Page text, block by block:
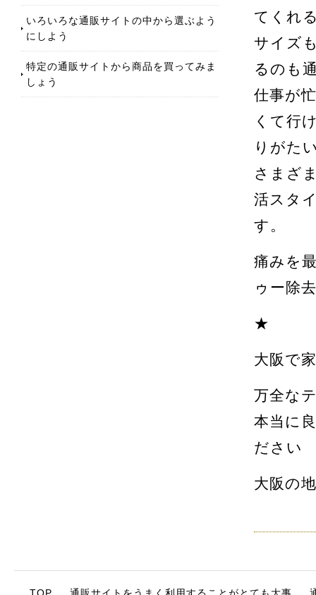
てくれ
サイズ
るのも
仕事が
くて行
りがた
さまざ
活スタ
す。
痛みを
ゥー除
★
大阪で
万全な
本当に
ださい
大阪の
いろいろな通販サイトの中から選ぶよう
にしよう
特定の通販サイトから商品を買ってみま
しょう